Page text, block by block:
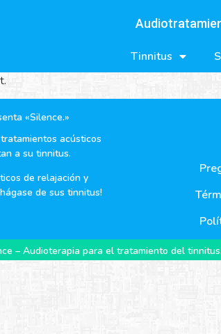
Tinnitus
«Silence.»
acústicos
a su tinnitus.
de relajación y
de sus tinnitus!
– Audioterapia para el tratamiento del tinnitus.